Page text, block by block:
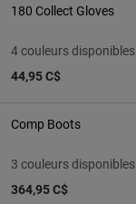
180 Collect Gloves
4 couleurs disponibles
44,95 C$
Comp Boots
3 couleurs disponibles
364,95 C$